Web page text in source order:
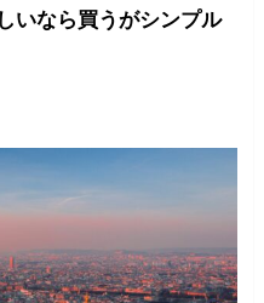
いなら買うがシンプル